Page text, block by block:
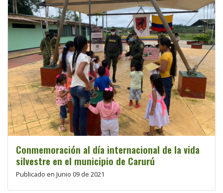
Conmemoración al día internacional de la vida
silvestre en el municipio de Carurú
Publicado en Junio 09 de 2021